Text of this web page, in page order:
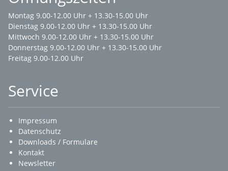
Montag 9.00-12.00 Uhr + 13.30-15.00 Uhr
Dienstag 9.00-12.00 Uhr + 13.30-15.00 Uhr
Mittwoch 9.00-12.00 Uhr + 13.30-15.00 Uhr
Donnerstag 9.00-12.00 Uhr + 13.30-15.00 Uhr
Freitag 9.00-12.00 Uhr
Service
Impressum
Datenschutz
Downloads / Formulare
Kontakt
Newsletter